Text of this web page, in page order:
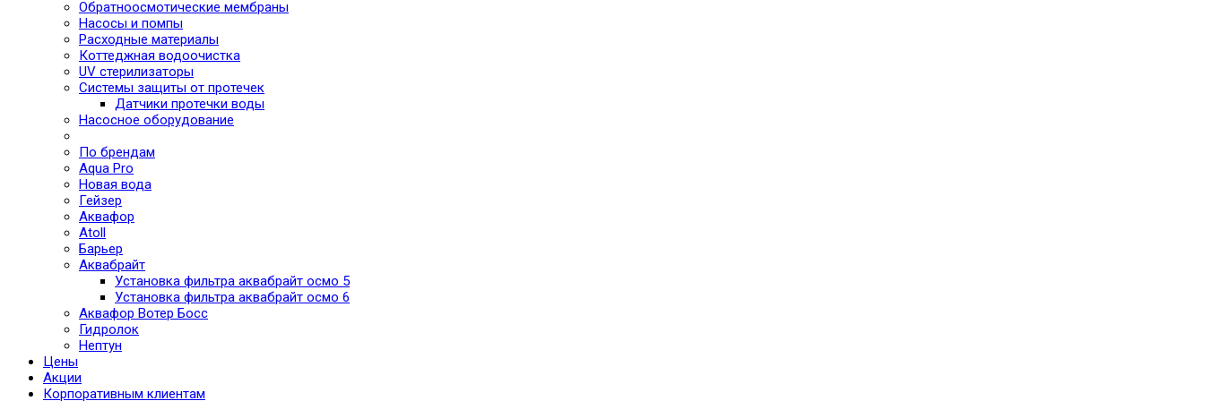
Обратноосмотические мембраны
Насосы и помпы
Расходные материалы
Коттеджная водоочистка
UV стерилизаторы
Системы защиты от протечек
Датчики протечки воды
Насосное оборудование
По брендам
Aqua Pro
Новая вода
Гейзер
Аквафор
Atoll
Барьер
Аквабрайт
Установка фильтра аквабрайт осмо 5
Установка фильтра аквабрайт осмо 6
Аквафор Вотер Босс
Гидролок
Нептун
Цены
Акции
Корпоративным клиентам